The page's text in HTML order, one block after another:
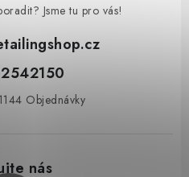
Jsme tu pro vás!
Objednávky